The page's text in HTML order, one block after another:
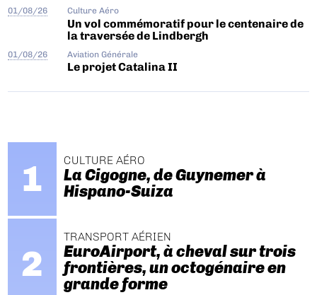
01/08/26 Culture Aéro
Un vol commémoratif pour le centenaire de
la traversée de Lindbergh
01/08/26 Aviation Générale
Le projet Catalina II
CULTURE AÉRO
La Cigogne, de Guynemer à
Hispano-Suiza
TRANSPORT AÉRIEN
EuroAirport, à cheval sur trois
frontières, un octogénaire en
grande forme